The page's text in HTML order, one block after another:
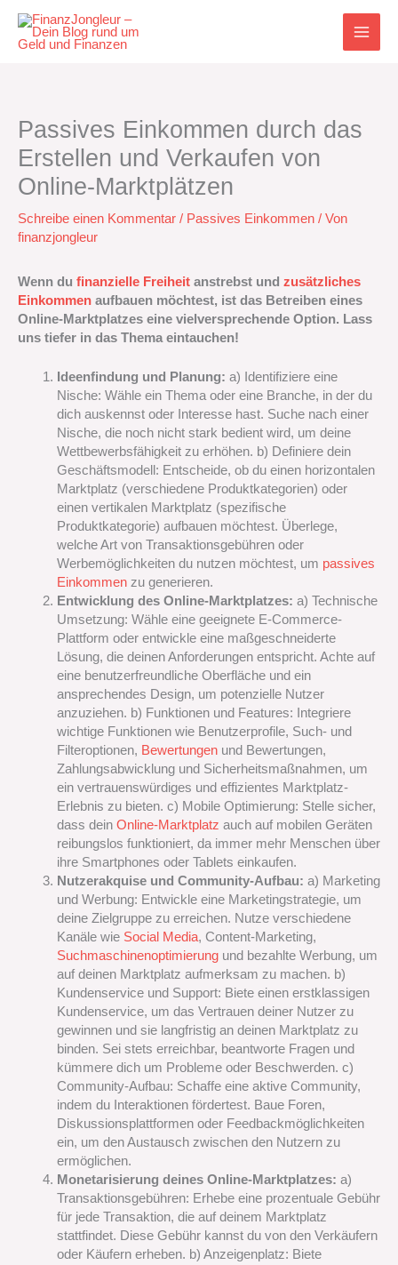
Inhalt
springen
Passives Einkommen durch das
Erstellen und Verkaufen von
Online-Marktplätzen
Schreibe einen Kommentar / Passives Einkommen / Von
finanzjongleur
Wenn du finanzielle Freiheit anstrebst und zusätzliches
Einkommen aufbauen möchtest, ist das Betreiben eines
Online-Marktplatzes eine vielversprechende Option. Lass
uns tiefer in das Thema eintauchen!
Ideenfindung und Planung: a) Identifiziere eine
Nische: Wähle ein Thema oder eine Branche, in der du
dich auskennst oder Interesse hast. Suche nach einer
Nische, die noch nicht stark bedient wird, um deine
Wettbewerbsfähigkeit zu erhöhen. b) Definiere dein
Geschäftsmodell: Entscheide, ob du einen horizontalen
Marktplatz (verschiedene Produktkategorien) oder
einen vertikalen Marktplatz (spezifische
Produktkategorie) aufbauen möchtest. Überlege,
welche Art von Transaktionsgebühren oder
Werbemöglichkeiten du nutzen möchtest, um passives
Einkommenzu generieren.
Entwicklung des Online-Marktplatzes: a) Technische
Umsetzung: Wähle eine geeignete E-Commerce-
Plattform oder entwickle eine maßgeschneiderte
Lösung, die deinen Anforderungen entspricht. Achte auf
eine benutzerfreundliche Oberfläche und ein
ansprechendes Design, um potenzielle Nutzer
anzuziehen. b) Funktionen und Features: Integriere
wichtige Funktionen wie Benutzerprofile, Such- und
Filteroptionen, Bewertungenund Bewertungen,
Zahlungsabwicklung und Sicherheitsmaßnahmen, um
ein vertrauenswürdiges und effizientes Marktplatz-
Erlebnis zu bieten. c) Mobile Optimierung: Stelle sicher,
dass dein Online-Marktplatz auch auf mobilen Geräten
reibungslos funktioniert, da immer mehr Menschen über
ihre Smartphones oder Tablets einkaufen.
Nutzerakquise und Community-Aufbau: a) Marketing
und Werbung: Entwickle eine Marketingstrategie, um
deine Zielgruppe zu erreichen. Nutze verschiedene
Kanäle wie Social Media, Content-Marketing,
Suchmaschinenoptimierungund bezahlte Werbung, um
auf deinen Marktplatz aufmerksam zu machen. b)
Kundenservice und Support: Biete einen erstklassigen
Kundenservice, um das Vertrauen deiner Nutzer zu
gewinnen und sie langfristig an deinen Marktplatz zu
binden. Sei stets erreichbar, beantworte Fragen und
kümmere dich um Probleme oder Beschwerden. c)
Community-Aufbau: Schaffe eine aktive Community,
indem du Interaktionen fördertest. Baue Foren,
Diskussionsplattformen oder Feedbackmöglichkeiten
ein, um den Austausch zwischen den Nutzern zu
ermöglichen.
Monetarisierung deines Online-Marktplatzes: a)
Transaktionsgebühren: Erhebe eine prozentuale Gebühr
für jede Transaktion, die auf deinem Marktplatz
stattfindet. Diese Gebühr kannst du von den Verkäufern
oder Käufern erheben. b) Anzeigenplatz: Biete